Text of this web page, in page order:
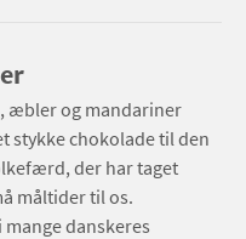
æbler og mandariner
stykke chokolade til den
der har taget
måltider til os.
danskeres